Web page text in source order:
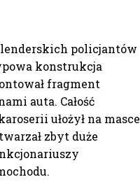
policjantów
konstrukcja
fragment
auta. Całość
ułożył na masce
zbyt duże